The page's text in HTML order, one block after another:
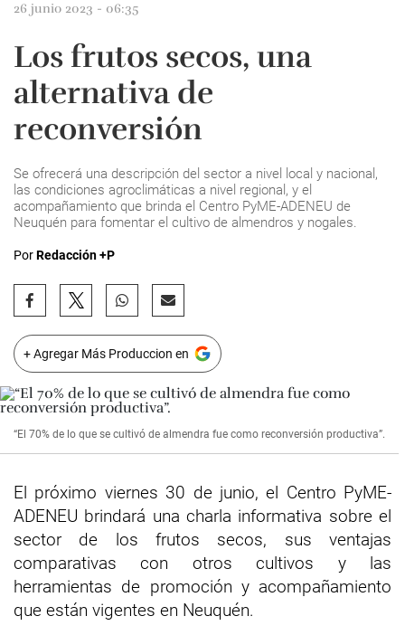
26 junio 2023 - 06:35
Los frutos secos, una
alternativa de
reconversión
Se ofrecerá una descripción del sector a nivel local y nacional,
las condiciones agroclimáticas a nivel regional, y el
acompañamiento que brinda el Centro PyME-ADENEU de
Neuquén para fomentar el cultivo de almendros y nogales.
PorRedacción +P
+ Agregar Más Produccion en
“El 70% de lo que se cultivó de almendra fue como reconversión productiva”.
El próximo viernes 30 de junio, el Centro PyME-
ADENEU brindará una charla informativa sobre el
sector de los frutos secos, sus ventajas
comparativas con otros cultivos y las
herramientas de promoción y acompañamiento
que están vigentes en Neuquén.